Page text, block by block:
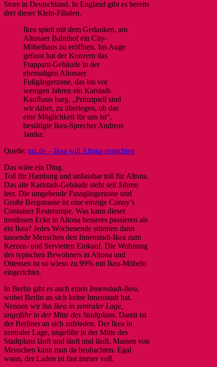
Store in Deutschland. In England gibt es bereits
drei dieser Klein-Filialen.
Ikea spielt mit dem Gedanken, am
Altonaer Bahnhof ein City-
Möbelhaus zu eröffnen. Ins Auge
gefasst hat der Konzern das
Frappant-Gebäude in der
ehemaligen Altonaer
Fußgängerzone, das bis vor
wenigen Jahren ein Karstadt-
Kaufhaus barg. „Prinzipiell sind
wir dabei, zu überlegen, ob das
eine Möglichkeit für uns ist“,
bestätigte Ikea-Sprecher Andreas
Jantke.
Quelle: taz.de – Ikea will Altona einrichten
Das wäre ein Ding.
Toll für Hamburg und unfassbar toll für Altona.
Das alte Kartstadt-Gebäude steht seit Jahren
leer. Die umgebende Fussgängerzone und
Große Bergstrasse ist eine einzige Conny’s
Container Resterampe. Was kann dieser
trostlosen Ecke in Altona besseres passieren als
ein Ikea? Jedes Wochenende stürmen dann
tausende Menschen den Innenstadt-Ikea zum
Kerzen- und Servietten Einkauf. Die Wohnung
des typischen Bewohners in Altona und
Ottensen ist so wieso zu 99% mit Ikea-Möbeln
eingerichtet.
In Berlin gibt es auch einen Innenstadt-Ikea,
wobei Berlin an sich keine Innenstadt hat.
Nennen wir ihn Ikea in zentraler Lage,
ungefähr in der Mitte des Stadtplans. Damit ist
der Berliner an sich zufrieden. Der Ikea in
zentraler Lage, ungefähr in der Mitte des
Stadtplans läuft und läuft und läuft. Massen von
Menschen kann man da beobachten. Egal
wann, der Laden ist fast immer voll.